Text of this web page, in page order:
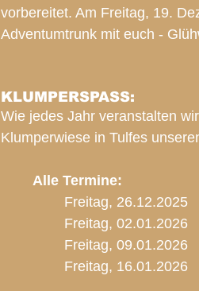
vorbereitet. Am Freitag, 19.
Adventumtrunk mit euch - G
KLUMPERSPASS:
Wie jedes Jahr veranstalten
Klumperwiese in Tulfes
Alle Termine: